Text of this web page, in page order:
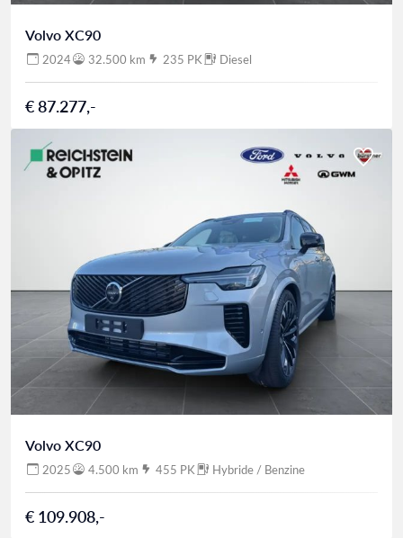
Volvo XC90
2024 32.500 km 235 PK Diesel
€ 87.277,-
Volvo XC90
2025 4.500 km 455 PK Hybride / Benzine
€ 109.908,-